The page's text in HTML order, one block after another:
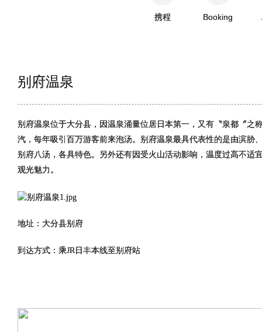
携程 Booking
别府温泉
别府温泉位于大分县，因温泉涌量位居日本第一，又有〝泉都〞之
汽，每年吸引百万游客前来泡汤。别府温泉最具代表性的是由滨
别府八汤，各具特色。另外还有因受火山活动影响，温度过高不
观光魅力。
地址：大分县别府
到达方式：乘JR日丰本线至别府站